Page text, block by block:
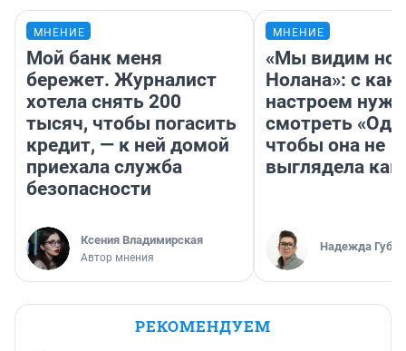
МНЕНИЕ
Мой банк меня
бережет. Журналист
хотела снять 200
тысяч, чтобы погасить
кредит, — к ней домой
приехала служба
безопасности
Ксения Владимирская
Автор мнения
МНЕНИЕ
«Мы видим
Нолана»: с
настроем
смотреть
чтобы она не
выглядела как
Надежда
РЕКОМЕНДУЕМ